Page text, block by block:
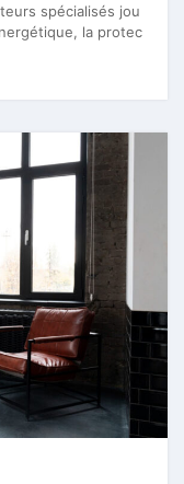
spécialisés jou
la protec